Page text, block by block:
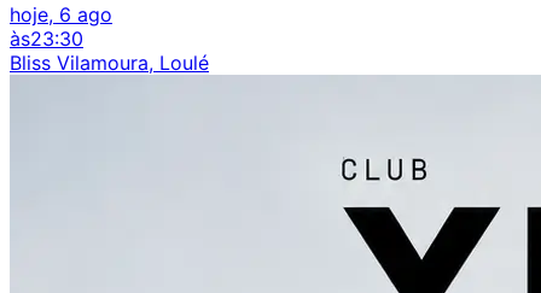
hoje, 6 ago
às23:30
Bliss Vilamoura, Loulé